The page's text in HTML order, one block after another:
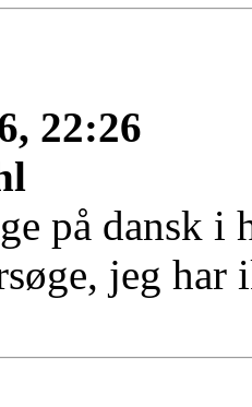
22:26
på dansk i
jeg har